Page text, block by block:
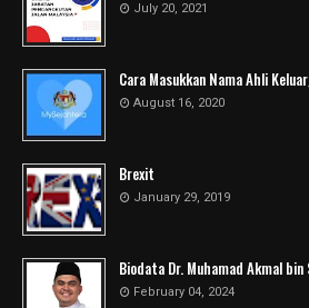
July 20, 2021
Cara Masukkan Nama Ahli
August 16, 2020
Brexit
January 29, 2019
Biodata Dr. Muhamad Akmal bin
February 04, 2024